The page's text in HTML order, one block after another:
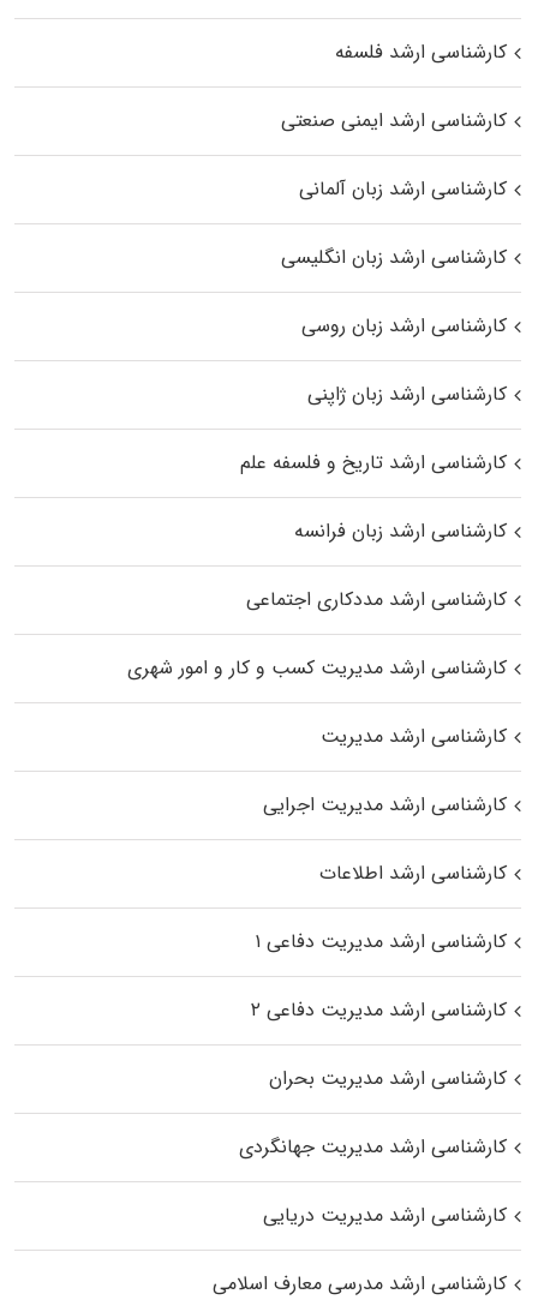
کارشناسی ارشد فلسفه
کارشناسی ارشد ایمنی صنعتی
کارشناسی ارشد زبان آلمانی
کارشناسی ارشد زبان انگلیسی
کارشناسی ارشد زبان روسی
کارشناسی ارشد زبان ژاپنی
کارشناسی ارشد تاریخ و فلسفه علم
کارشناسی ارشد زبان فرانسه
کارشناسی ارشد مددکاری اجتماعی
کارشناسی ارشد مدیریت کسب و کار و امور شهری
کارشناسی ارشد مدیریت
کارشناسی ارشد مدیریت اجرایی
کارشناسی ارشد اطلاعات
کارشناسی ارشد مدیریت دفاعی ۱
کارشناسی ارشد مدیریت دفاعی ۲
کارشناسی ارشد مدیریت بحران
کارشناسی ارشد مدیریت جهانگردی
کارشناسی ارشد مدیریت دریایی
کارشناسی ارشد مدرسی معارف اسلامی